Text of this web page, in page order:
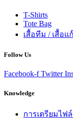
T-Shirts
Tote Bag
เสื้อทีม / เสื้อแ
Follow Us
Facebook-f Twitter
Knowledge
การเตรียมไฟ